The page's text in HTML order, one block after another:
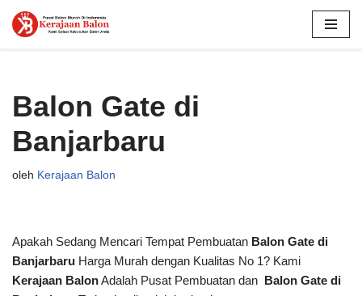
Balon Gate di
Banjarbaru
oleh Kerajaan Balon
Apakah Sedang Mencari Tempat Pembuatan Balon Gate di
Banjarbaru Harga Murah dengan Kualitas No 1? Kami
Kerajaan BalonAdalah Pusat Pembuatan dan Balon Gate di